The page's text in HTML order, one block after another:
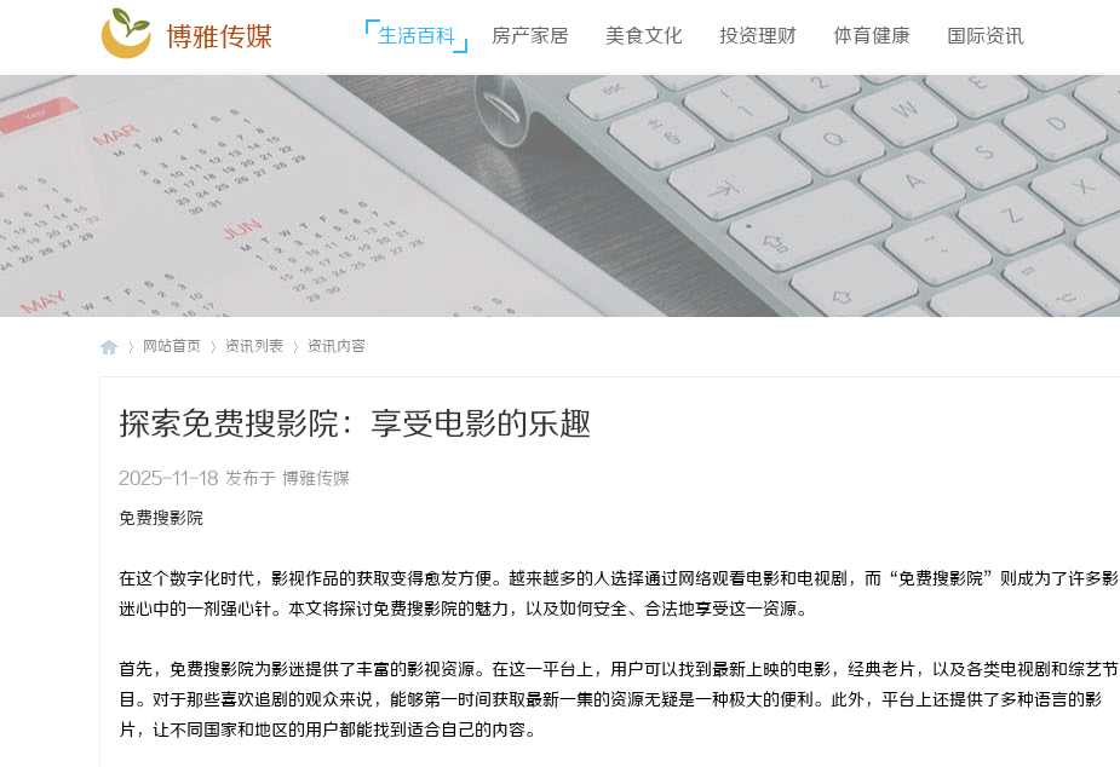
博雅传媒 生活百科 房产家居 美食文化 投资理财 体育健康 国际资讯
网站首页 资讯列表 资讯内容
探索免费搜影院：享受电影的乐趣
2025-11-18 发布于 博雅传媒
免费搜影院
在这个数字化时代，影视作品的获取变得愈发方便。越来越多的人选择通过网络观看电影和电视剧，而“免费搜影院”则成为了许多影
迷心中的一剂强心针。本文将探讨免费搜影院的魅力，以及如何安全、合法地享受这一资源。
首先，免费搜影院为影迷提供了丰富的影视资源。在这一平台上，用户可以找到最新上映的电影，经典老片，以及各类电视剧和综艺节
目。对于那些喜欢追剧的观众来说，能够第一时间获取最新一集的资源无疑是一种极大的便利。此外，平台上还提供了多种语言的影
片，让不同国家和地区的用户都能找到适合自己的内容。